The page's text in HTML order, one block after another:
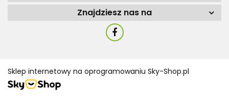
Znajdziesz nas na
Sklep internetowy na oprogramowaniu Sky-Shop.pl